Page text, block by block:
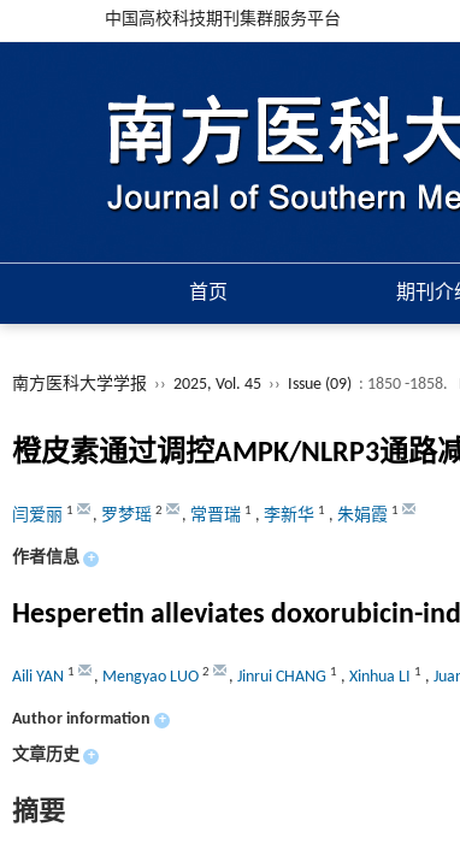
中国高校科技期刊集群服务平台
首页 期刊介
南方医科大学学报 ›› 2025, Vol. 45 ›› Issue (09) : 1850 -1858.
橙皮素通过调控AMPK/NLRP3通
闫爱丽 1 , 罗梦瑶 2 , 常晋瑞 1 , 李新华 1 , 朱娟霞 1
作者信息 +
Hesperetin alleviates doxorubicin-
Aili YAN 1 , Mengyao LUO 2 , Jinrui CHANG 1 , Xinhua LI 1 ,
Author information +
文章历史 +
摘要